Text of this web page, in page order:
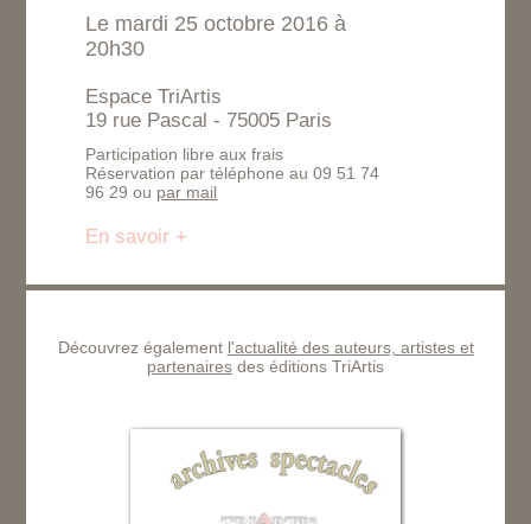
Le mardi 25 octobre 2016 à
20h30
Espace TriArtis
19 rue Pascal - 75005 Paris
Participation libre aux frais
Réservation par téléphone au 09 51 74
96 29 ou par mail
En savoir +
Découvrez également l'actualité des auteurs, artistes et
partenaires des éditions TriArtis